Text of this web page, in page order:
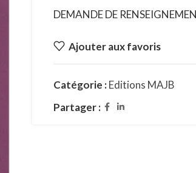
DEMANDE DE
Ajouter aux favoris
Catégorie :Editions MAJB
Partager :